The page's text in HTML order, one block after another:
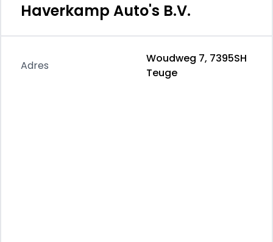
Verbruik
Gemiddeld elektriciteitsverbruik: 20,3
Haverkamp Auto's B.V.
Adres
Woudweg 7, 7395SH
Teuge